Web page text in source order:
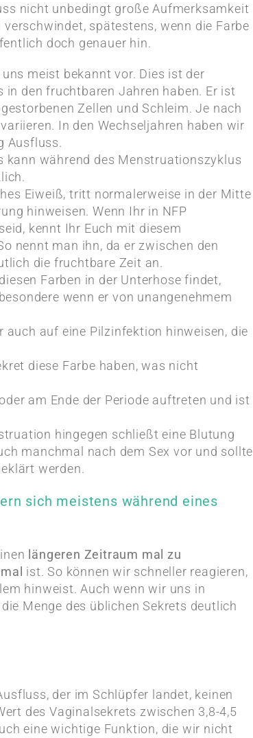
nicht unbedingt große Aufmerksamkeit
spätestens, wenn die Farbe
doch genauer hin.
meist bekannt vor. Dies ist der
den fruchtbaren Jahren haben. Er ist
Zellen und Schleim. Je nach
In den Wechseljahren haben wir
Ausfluss.
kann während des Menstruationszyklus
Eiweiß, tritt normalerweise in der Mitte
hinweisen. Wenn Ihr in NFP
kennt Ihr Euch mit diesem
nennt man ihn, da er zwischen den
die fruchtbare Zeit an.
Farben in der Unterhose findet,
wenn er von unangenehmem
auch auf eine Pilzinfektion hinweisen, die
diese Farbe haben, was nicht
am Ende der Periode auftreten und ist
hingegen schließt eine Blutung
manchmal nach dem Sex vor und sollte
werden.
sich meistens während eines
längeren Zeitraum mal zu
ist. So können wir schneller reagieren,
hinweist. Auch wenn wir uns in
Menge des üblichen Sekrets deutlich
der im Schlüpfer landet, keinen
des Vaginalsekrets zwischen 3,8-4,5
eine wichtige Funktion, die wir nicht